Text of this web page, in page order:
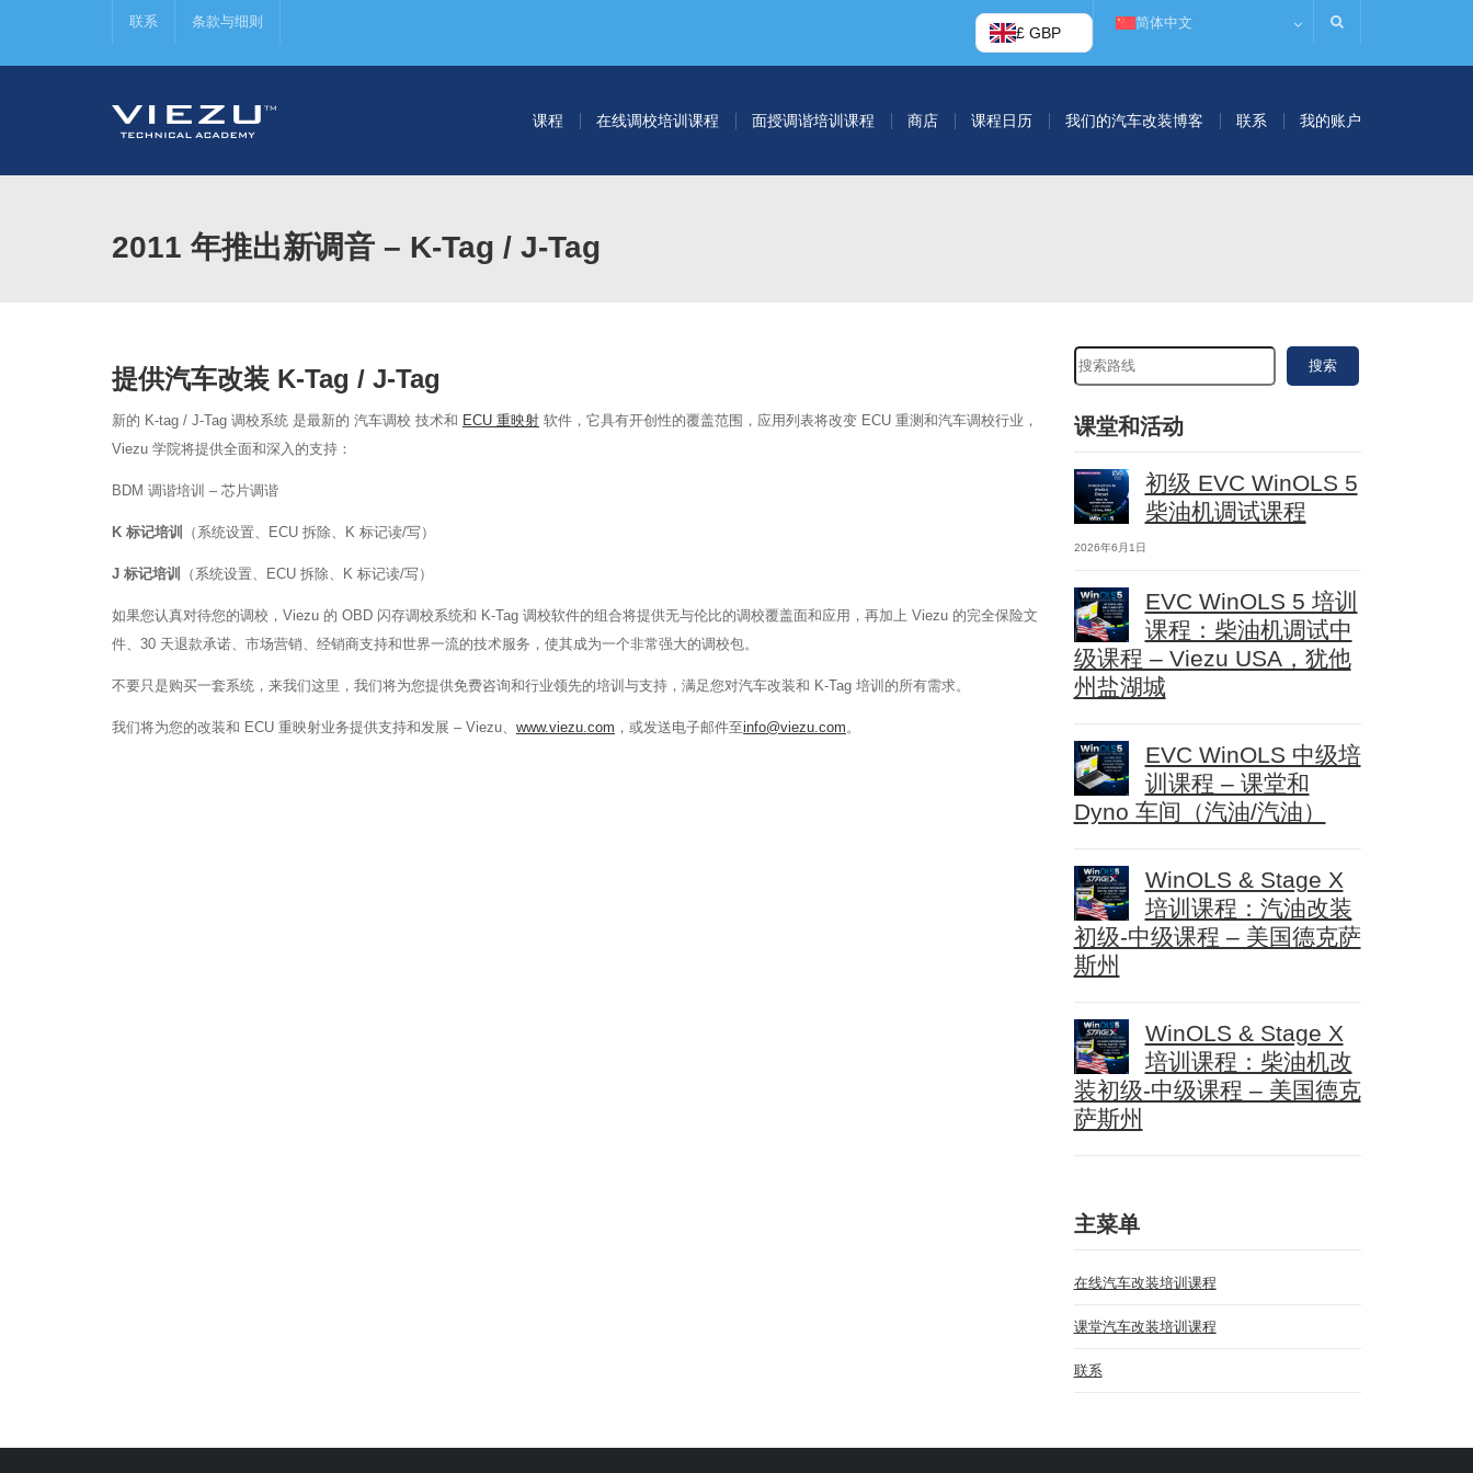
联系 条款与细则
£ GBP
简体中文
课程 在线调校培训课程 面授调谐培训课程 商店 课程日历 我们的汽车改装博客 联系 我的账户
2011 年推出新调音 – K-Tag / J-Tag
提供汽车改装 K-Tag / J-Tag
新的 K-tag / J-Tag 调校系统 是最新的 汽车调校 技术和 ECU 重映射 软件，它具有开创性的覆盖范围，应用列表将改变 ECU 重测和汽车调校行业，
Viezu 学院将提供全面和深入的支持：
BDM 调谐培训 – 芯片调谐
K 标记培训 （系统设置、ECU 拆除、K 标记读/写）
J 标记培训 （系统设置、ECU 拆除、K 标记读/写）
如果您认真对待您的调校，Viezu 的 OBD 闪存调校系统和 K-Tag 调校软件的组合将提供无与伦比的调校覆盖面和应用，再加上 Viezu 的完全保险文
件、30 天退款承诺、市场营销、经销商支持和世界一流的技术服务，使其成为一个非常强大的调校包。
不要只是购买一套系统，来我们这里，我们将为您提供免费咨询和行业领先的培训与支持，满足您对汽车改装和 K-Tag 培训的所有需求。
我们将为您的改装和 ECU 重映射业务提供支持和发展 – Viezu、 www.viezu.com ，或发送电子邮件至info@viezu.com。
搜索
课堂和活动
初级 EVC WinOLS 5
柴油机调试课程
2026年6月1日
EVC WinOLS 5 培训
课程：柴油机调试中
级课程 – Viezu USA，犹他
州盐湖城
EVC WinOLS 中级培
训课程 – 课堂和
Dyno 车间（汽油/汽油）
WinOLS & Stage X
培训课程：汽油改装
初级-中级课程 – 美国德克萨
斯州
WinOLS & Stage X
培训课程：柴油机改
装初级-中级课程 – 美国德克
萨斯州
主菜单
在线汽车改装培训课程
课堂汽车改装培训课程
联系